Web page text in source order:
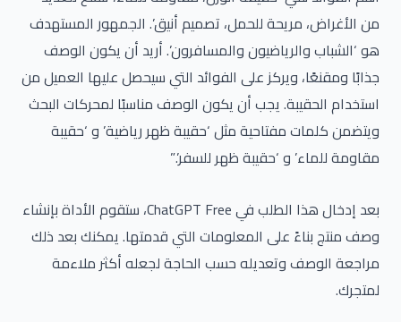
من الأغراض، مريحة للحمل، تصميم أنيق’. الجمهور المستهدف
هو ‘الشباب والرياضيون والمسافرون’. أريد أن يكون الوصف
جذابًا ومقنعًا، ويركز على الفوائد التي سيحصل عليها العميل من
استخدام الحقيبة. يجب أن يكون الوصف مناسبًا لمحركات البحث
ويتضمن كلمات مفتاحية مثل ‘حقيبة ظهر رياضية’ و ‘حقيبة
مقاومة للماء’ و ‘حقيبة ظهر للسفر’.”
بعد إدخال هذا الطلب في ChatGPT Free، ستقوم الأداة بإنشاء
وصف منتج بناءً على المعلومات التي قدمتها. يمكنك بعد ذلك
مراجعة الوصف وتعديله حسب الحاجة لجعله أكثر ملاءمة
لمتجرك.